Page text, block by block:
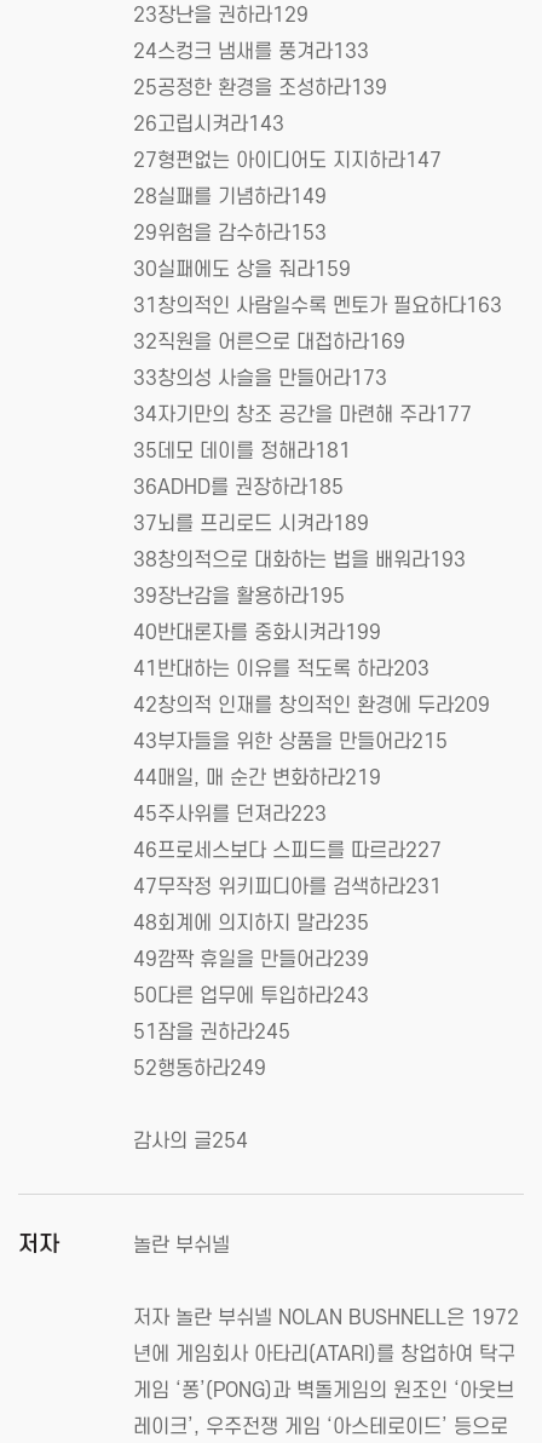
23장난을 권하라129
24스컹크 냄새를 풍겨라133
25공정한 환경을 조성하라139
26고립시켜라143
27형편없는 아이디어도 지지하라147
28실패를 기념하라149
29위험을 감수하라153
30실패에도 상을 줘라159
31창의적인 사람일수록 멘토가 필요하다163
32직원을 어른으로 대접하라169
33창의성 사슬을 만들어라173
34자기만의 창조 공간을 마련해 주라177
35데모 데이를 정해라181
36ADHD를 권장하라185
37뇌를 프리로드 시켜라189
38창의적으로 대화하는 법을 배워라193
39장난감을 활용하라195
40반대론자를 중화시켜라199
41반대하는 이유를 적도록 하라203
42창의적 인재를 창의적인 환경에 두라209
43부자들을 위한 상품을 만들어라215
44매일, 매 순간 변화하라219
45주사위를 던져라223
46프로세스보다 스피드를 따르라227
47무작정 위키피디아를 검색하라231
48회계에 의지하지 말라235
49깜짝 휴일을 만들어라239
50다른 업무에 투입하라243
51잠을 권하라245
52행동하라249
감사의 글254
저자 놀란 부쉬넬
저자 놀란 부쉬넬 NOLAN BUSHNELL은 1972
년에 게임회사 아타리(ATARI)를 창업하여 탁구
게임 ‘퐁’(PONG)과 벽돌게임의 원조인 ‘아웃브
레이크’, 우주전쟁 게임 ‘아스테로이드’ 등으로